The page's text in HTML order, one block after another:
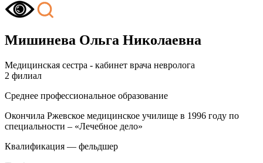
Мишинева Ольга Николаевна
Медицинская сестра - кабинет врача невролога
2 филиал
Среднее профессиональное образование
Окончила Ржевское медицинское училище в 1996 году по
специальности – «Лечебное дело»
Квалификация — фельдшер